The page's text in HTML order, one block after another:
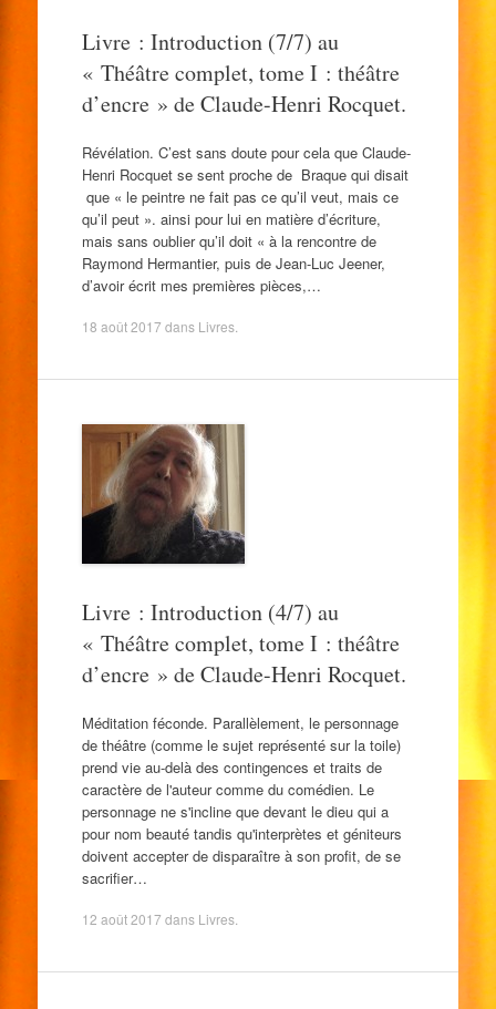
Livre : Introduction (7/7) au
« Théâtre complet, tome I : théâtre
d’encre » de Claude-Henri Rocquet.
Révélation. C’est sans doute pour cela que Claude-
Henri Rocquet se sent proche de Braque qui disait
que « le peintre ne fait pas ce qu’il veut, mais ce
qu’il peut ». ainsi pour lui en matière d’écriture,
mais sans oublier qu’il doit « à la rencontre de
Raymond Hermantier, puis de Jean-Luc Jeener,
d’avoir écrit mes premières pièces,…
18 août 2017 dans Livres.
Livre : Introduction (4/7) au
« Théâtre complet, tome I : théâtre
d’encre » de Claude-Henri Rocquet.
Méditation féconde. Parallèlement, le personnage
de théâtre (comme le sujet représenté sur la toile)
prend vie au-delà des contingences et traits de
caractère de l'auteur comme du comédien. Le
personnage ne s'incline que devant le dieu qui a
pour nom beauté tandis qu'interprètes et géniteurs
doivent accepter de disparaître à son profit, de se
sacrifier…
12 août 2017 dans Livres.